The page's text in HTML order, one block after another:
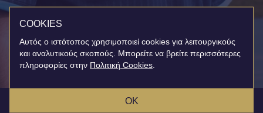
COOKIES
Αυτός ο ιστότοπος χρησιμοποιεί cookies για λειτουργικούς
και αναλυτικούς σκοπούς. Μπορείτε να βρείτε περισσότερες
πληροφορίες στην Πολιτική Cookies
OK